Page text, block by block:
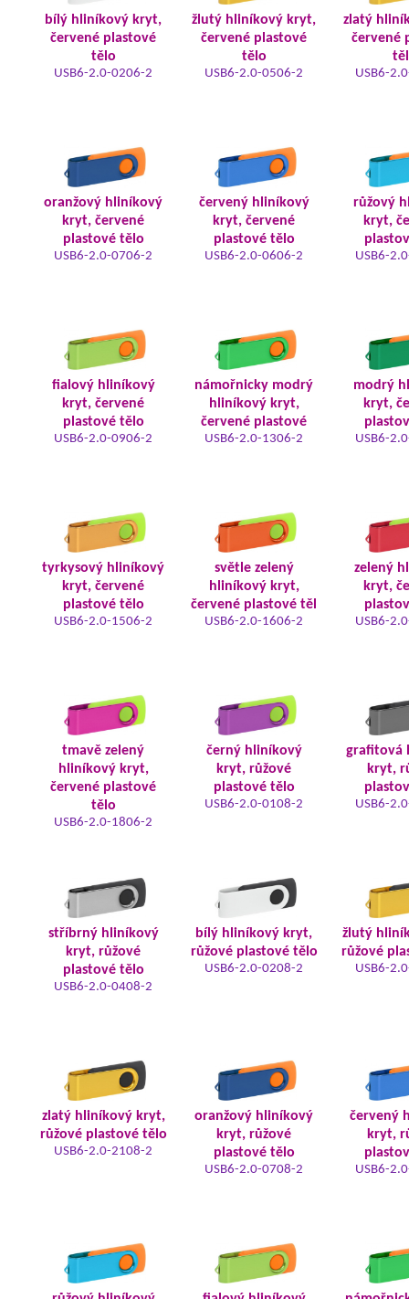
bílý hliníkový kryt,
červené plastové
tělo
USB6-2.0-0206-2
žlutý hliníkový kryt,
červené plastové
tělo
USB6-2.0-0506-2
zlatý
červené
USB6-
oranžový hliníkový
kryt, červené
plastové tělo
USB6-2.0-0706-2
červený hliníkový
kryt, červené
plastové tělo
USB6-2.0-0606-2
růžový
kryt,
USB6-
fialový hliníkový
kryt, červené
plastové tělo
USB6-2.0-0906-2
námořnicky modrý
hliníkový kryt,
červené plastové
USB6-2.0-1306-2
modrý
kryt,
USB6-
tyrkysový hliníkový
kryt, červené
plastové tělo
USB6-2.0-1506-2
světle zelený
hliníkový kryt,
červené plastové těl
USB6-2.0-1606-2
zelený
kryt,
USB6-
tmavě zelený
hliníkový kryt,
červené plastové
tělo
USB6-2.0-1806-2
černý hliníkový
kryt, růžové
plastové tělo
USB6-2.0-0108-2
grafitová
kryt,
USB6-
stříbrný hliníkový
kryt, růžové
plastové tělo
USB6-2.0-0408-2
bílý hliníkový kryt,
růžové plastové tělo
USB6-2.0-0208-2
žlutý
růžové
USB6-
zlatý hliníkový kryt,
růžové plastové tělo
USB6-2.0-2108-2
oranžový hliníkový
kryt, růžové
plastové tělo
USB6-2.0-0708-2
červený
kryt,
USB6-